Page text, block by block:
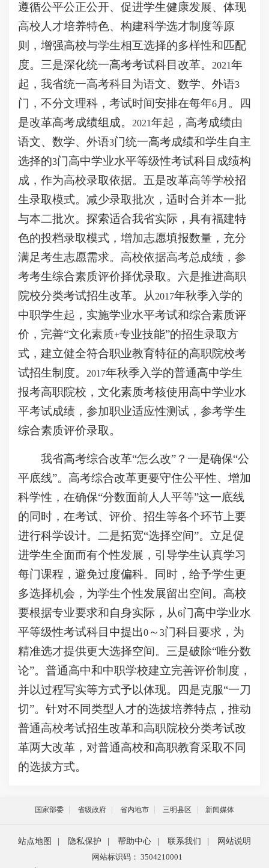
遵循公平公正公开、促进学生健康发展、体现
高校人才培养特色、构建科学选才制度等原
则，增强高校与学生相互选择的多样性和匹配
度。三是深化统一高考考试科目改革。
2021年
起，我省统一高考科目为语文、数学、外语3
门，不分文理科，考试时间安排在每年6 月。四
是改革高考成绩组成。
2021年起，高考成绩由
语文、数学、外语3门统一高考成绩和学生自主
选择的3门高中学业水平等级性考试科目成绩构
成，作为高校录取依据。五是改革高等学校招
生录取模式。减少录取批次，适时合并本一批
与本二批次。探索适合我省实际，具有福建特
色的投档录取模式，增加志愿填报数量，充分
满足考生志愿需求。高校依据高考总成绩，参
考考生综合素质评价择优录取。六是推进高职
院校分类考试招生改革。从2017年秋季入学的
中职学生起，实施学业水平考试和综合素质评
价，完善“文化素质+专业技能”的招生录取方
式，建立健全符合职业教育特征的高职院校考
试招生制度。
2017年秋季入学的普通高中学生
报考高职院校，文化素质考核使用高中学业水
平考试成绩，参加职业适应性测试，参考学生
综合素质评价录取。
我省高考综合改革“怎么改”？一是确保“公
平底线”。高考综合改革更要守住公平性、增加
科学性，在确保“分数面前人人平等”这一底线
的同时，在考试、评价、招生等各个环节上要
进行科学设计。二是拓宽“选择空间”。立足促
进学生全面而有个性发展，引导学生认真学习
每门课程，避免过度偏科。同时，给予学生更
多选择机会，为学生个性发展留出空间。高校
要根据专业要求和自身实际，从6门高中学业水
平等级性考试科目中提出0 ～ 3门科目要求，为
精准选才提供更大选择空间。三是破除“唯分数
论”。普通高中和中职学校建立完善评价制度，
并以过程写实等方式予以体现。四是克服“一刀
切”。针对不同类型人才的选拔培养特点，推动
普通高校考试招生改革和高职院校分类考试改
革两大改革，对普通高校和高职教育采取不同
的选拔方式。
国家部委 省级政府 省内地市 三明县区 新闻媒体
站点地图 隐私保护 帮助中心 联系我们
网站说明
网站标识码： 3504210001